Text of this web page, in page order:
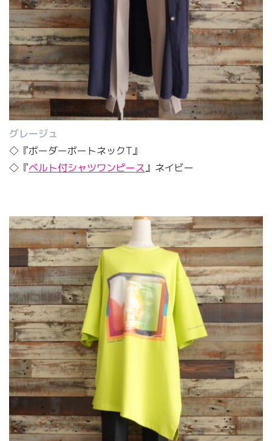
グレージュ
◇『ボーダーボートネックT』
◇『ベルト付シャツワンピース』ネイビー